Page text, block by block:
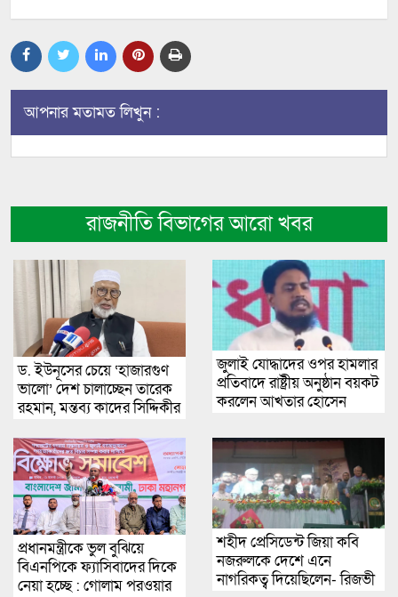
আপনার মতামত লিখুন :
রাজনীতি বিভাগের আরো খবর
ড. ইউনূসের চেয়ে ‘হাজারগুণ
ভালো’ দেশ চালাচ্ছেন তারেক
রহমান, মন্তব্য কাদের সিদ্দিকীর
জুলাই যোদ্ধাদের ওপর হামলার
প্রতিবাদে রাষ্ট্রীয় অনুষ্ঠান বয়কট
করলেন আখতার হোসেন
প্রধানমন্ত্রীকে ভুল বুঝিয়ে
বিএনপিকে ফ্যাসিবাদের দিকে
নেয়া হচ্ছে : গোলাম পরওয়ার
শহীদ প্রেসিডেন্ট জিয়া কবি
নজরুলকে দেশে এনে
নাগরিকত্ব দিয়েছিলেন- রিজভী